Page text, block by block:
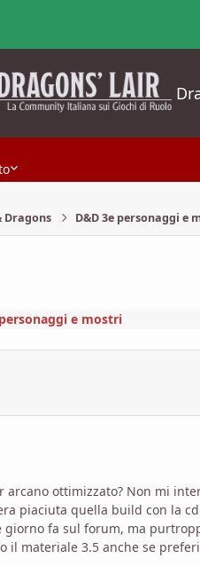
Dragons D&D 3e personaggi e
e mostri
ottimizzato? Non mi
piaciuta quella build con la
fa sul forum, ma
materiale 3.5 anche se